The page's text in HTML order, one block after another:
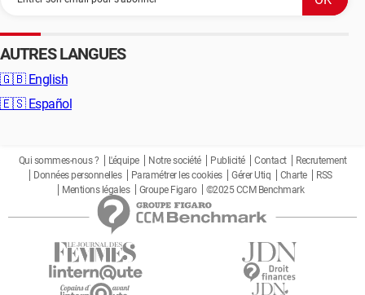
AUTRES LANGUES
🇬🇧 English
🇪🇸 Español
Qui sommes-nous ? L'équipe Notre société Publicité Contact
Recrutement
Données personnelles
Paramétrer les cookies Gérer Utiq Charte
RSS
Mentions légales
Groupe Figaro ©2025 CCM Benchmark